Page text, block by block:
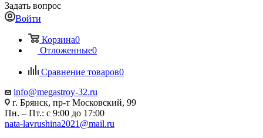
Задать вопрос
Войти
Корзина0
Отложенные0
Сравнение товаров0
info@megastroy-32.ru
г. Брянск, пр-т Московский, 99
Пн. – Пт.: с 9:00 до 17:00
nata-lavrushina2021@mail.ru